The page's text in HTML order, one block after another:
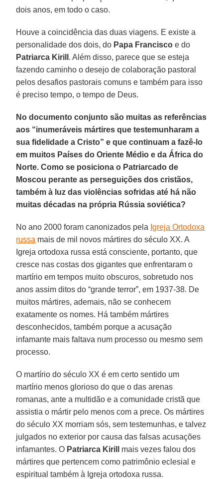
dois anos, em todo o caso.
Houve a coincidência das duas viagens. E existe a
personalidade dos dois, do Papa Francisco e do
Patriarca Kirill . Além disso, parece que se esteja
fazendo caminho o desejo de colaboração pastoral
pelos desafios pastorais comuns e também para isso
é preciso tempo, o tempo de Deus.
No documento conjunto são muitas as referências
aos “inumeráveis mártires que testemunharam a
sua fidelidade a Cristo” e que continuam a fazê-lo
em muitos Países do Oriente Médio e da África do
Norte. Como se posiciona o Patriarcado de
Moscou perante as perseguições dos cristãos,
também à luz das violências sofridas até há não
muitas décadas na própria Rússia soviética?
No ano 2000 foram canonizados pela Igreja Ortodoxa
russa mais de mil novos mártires do século XX. A
Igreja ortodoxa russa está consciente, portanto, que
cresce nas costas dos gigantes que enfrentaram o
martírio em tempos muito obscuros, sobretudo nos
anos assim ditos do “grande terror”, em 1937-38. De
muitos mártires, ademais, não se conhecem
exatamente os nomes. Há também mártires
desconhecidos, também porque a acusação
infamante mais faltava num processo ou mesmo sem
processo.
O martírio do século XX é em certo sentido um
martírio menos glorioso do que o das arenas
romanas, ante a multidão e a comunidade cristã que
assistia o mártir pelo menos com a prece. Os mártires
do século XX morriam sós, sem testemunhas, e talvez
julgados no exterior por causa das falsas acusações
infamantes. O Patriarca Kirill
mais vezes falou dos
mártires que pertencem como patrimônio eclesial e
espiritual também à Igreja ortodoxa russa.